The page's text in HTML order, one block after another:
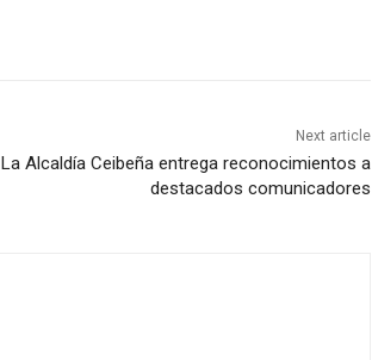
Next article
La Alcaldía Ceibeña entrega reconocimientos a
destacados comunicadores